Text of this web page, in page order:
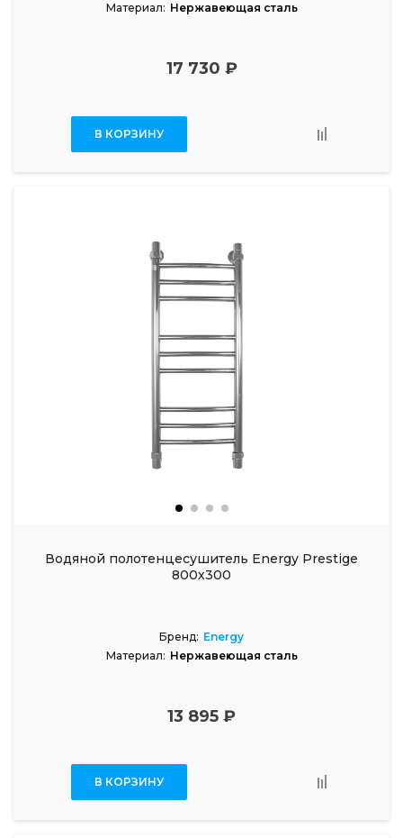
Материал: Нержавеющая сталь
17 730 ₽
В КОРЗИНУ
Водяной полотенцесушитель Energy Prestige
800х300
Бренд: Energy
Материал: Нержавеющая сталь
13 895 ₽
В КОРЗИНУ